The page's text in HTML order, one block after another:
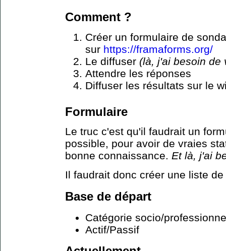
Comment ?​
Créer un formulaire de
sur https://framaforms.org/
Le diffuser (là, j'ai besoin de
Attendre les réponses
Diffuser les résultats sur le
Formulaire
Le truc c'est qu'il faudrait un
possible, pour avoir de vraies
bonne connaissance. Et là, j'ai
Il faudrait donc créer une liste
Base de départ
Catégorie socio/
Actif/Passif